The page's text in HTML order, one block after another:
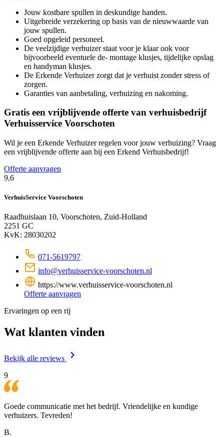
Jouw kostbare spullen in deskundige handen.
Uitgebreide verzekering op basis van de nieuwwaarde van
jouw spullen.
Goed opgeleid personeel.
De veelzijdige verhuizer staat voor je klaar ook voor
bijvoorbeeld eventuele de- montage klusjes, tijdelijke opslag
en handyman klusjes.
De Erkende Verhuizer zorgt dat je verhuist zonder stress of
zorgen.
Garanties van aanbetaling, verhuizing en nakoming.
Gratis een vrijblijvende offerte van verhuisbedrijf
Verhuisservice Voorschoten
Wil je een Erkende Verhuizer regelen voor jouw verhuizing? Vraag
een vrijblijvende offerte aan bij een Erkend Verhuisbedrijf!
Offerte aanvragen
9,6
VerhuisService Voorschoten
Raadhuislaan 10, Voorschoten, Zuid-Holland
2251 GC
KvK: 28030202
071-5619797
info@verhuisservice-voorschoten.nl
https://www.verhuisservice-voorschoten.nl
Offerte aanvragen
Ervaringen op een rij
Wat klanten vinden
Bekijk alle reviews
9
Goede communicatie met het bedrijf. Vriendelijke en kundige
verhuizers. Tevreden!
B.